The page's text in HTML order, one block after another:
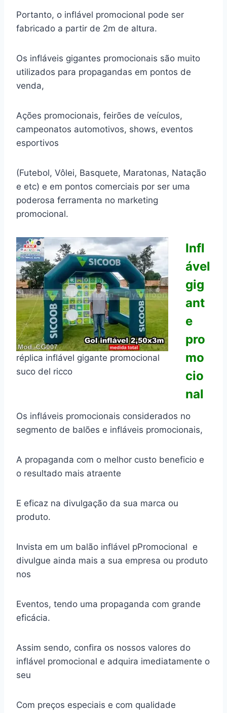
Portanto, o inflável promocional pode ser
fabricado a partir de 2m de altura.
Os infláveis gigantes promocionais são muito
utilizados para propagandas em pontos de
venda,
Ações promocionais, feirões de veículos,
campeonatos automotivos, shows, eventos
esportivos
(Futebol, Vôlei, Basquete, Maratonas, Natação
e etc) e em pontos comerciais por ser uma
poderosa ferramenta no marketing
promocional.
réplica inflável gigante promocional
suco del ricco
Infl
ável
gig
ant
e
pro
mo
cio
nal
Os infláveis promocionais considerados no
segmento de balões e infláveis promocionais,
A propaganda com o melhor custo beneficio e
o resultado mais atraente
E eficaz na divulgação da sua marca ou
produto.
Invista em um balão inflável pPromocional e
divulgue ainda mais a sua empresa ou produto
nos
Eventos, tendo uma propaganda com grande
eficácia.
Assim sendo, confira os nossos valores do
inflável promocional e adquira imediatamente o
seu
Com preços especiais e com qualidade